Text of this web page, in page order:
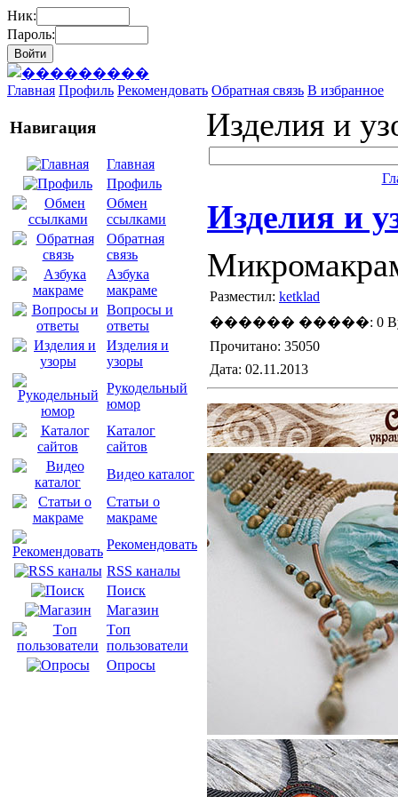
Ник:
Пароль:
Главная Профиль Рекомендовать Обратная связь В избранное
Навигация
Главная
Профиль
Обмен
ссылками
Обратная
связь
Азбука
макраме
Вопросы и
ответы
Изделия и
узоры
Рукодельный
юмор
Каталог
сайтов
Видео каталог
Статьи о
макраме
Рекомендовать
RSS каналы
Поиск
Магазин
Tоп
пользователи
Опросы
Изделия и
Изделия и
Разместил: ketklad
������ �����: 0
Прочитано: 35050
Дата: 02.11.2013